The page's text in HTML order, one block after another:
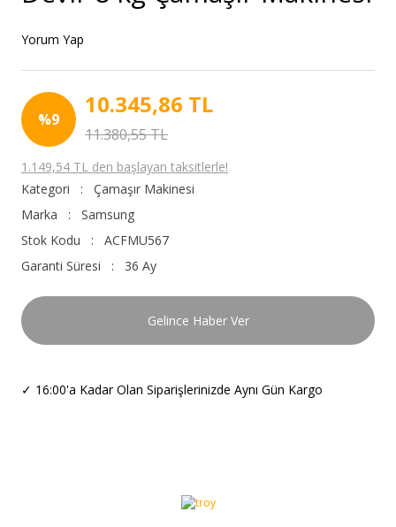
Yorum Yap
%9
10.345,86 TL
11.380,55 TL
1.149,54 TL den başlayan taksitlerle!
Kategori
Çamaşır Makinesi
Marka
Samsung
Stok Kodu
ACFMU567
Garanti Süresi
36 Ay
Gelince Haber Ver
✓ 16:00'a Kadar Olan Siparişlerinizde Aynı Gün Kargo